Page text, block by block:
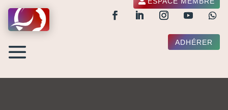
ADHÉRER